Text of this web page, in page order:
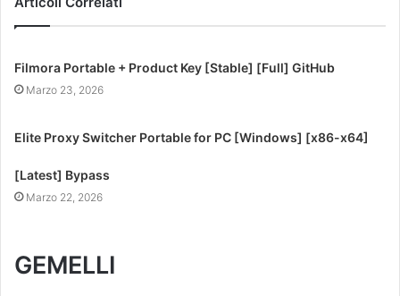
Filmora Portable + Product Key [Stable] [Full] GitHub
Marzo 23, 2026
Elite Proxy Switcher Portable for PC [Windows] [x86-x64]
[Latest] Bypass
Marzo 22, 2026
GEMELLI